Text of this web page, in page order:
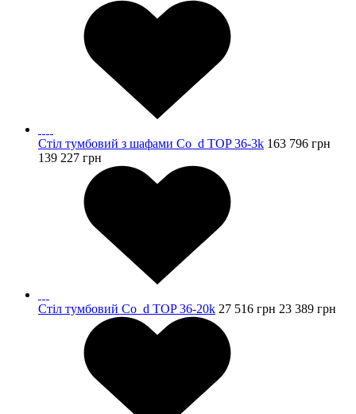
Стіл тумбовий з шафами Co_d TOP 36-3k 163 796 грн
139 227 грн
Стіл тумбовий Co_d TOP 36-20k 27 516 грн 23 389 грн